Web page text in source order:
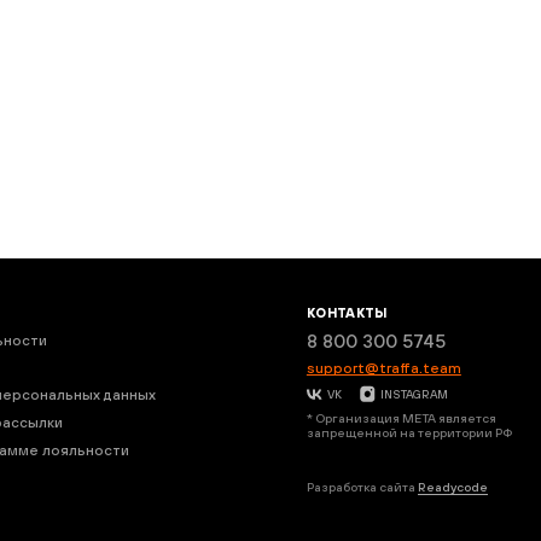
данных
лояльности
КОНТАКТЫ
8 800 300 5745
support@traffa.team
VK INSTAGRAM
* Организация META является
запрещенной на территории РФ
Разработка сайта Readycode